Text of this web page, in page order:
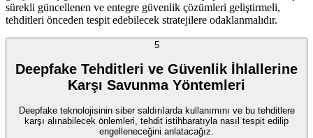
sürekli güncellenen ve entegre güvenlik çözümleri geliştirmeli,
tehditleri önceden tespit edebilecek stratejilere odaklanmalıdır.
5
Deepfake Tehditleri ve Güvenlik İhlallerine
Karşı Savunma Yöntemleri
Deepfake teknolojisinin siber saldırılarda kullanımını ve bu tehditlere
karşı alınabilecek önlemleri, tehdit istihbaratıyla nasıl tespit edilip
engelleneceğini anlatacağız.